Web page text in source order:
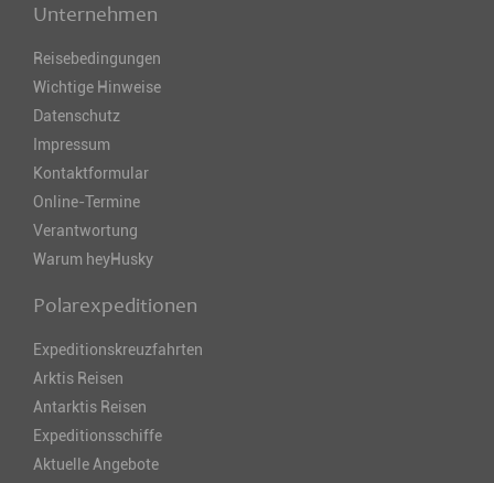
Unternehmen
Reisebedingungen
Wichtige Hinweise
Datenschutz
Impressum
Kontaktformular
Online-Termine
Verantwortung
Warum heyHusky
Polarexpeditionen
Expeditionskreuzfahrten
Arktis Reisen
Antarktis Reisen
Expeditionsschiffe
Aktuelle Angebote